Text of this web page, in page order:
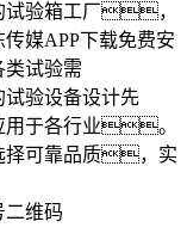
试验箱工厂，
媒APP下载免费安
试验需
验设备设计先
于各行业。
择可靠品质，实